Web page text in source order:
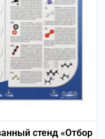
стенд «Отбор